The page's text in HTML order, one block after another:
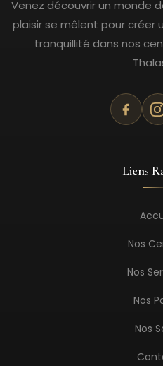
Venez découvrir un monde
plaisir se mêlent pour créer
tranquillité dans nos
Liens
Nos
Nos
Nos
Nos